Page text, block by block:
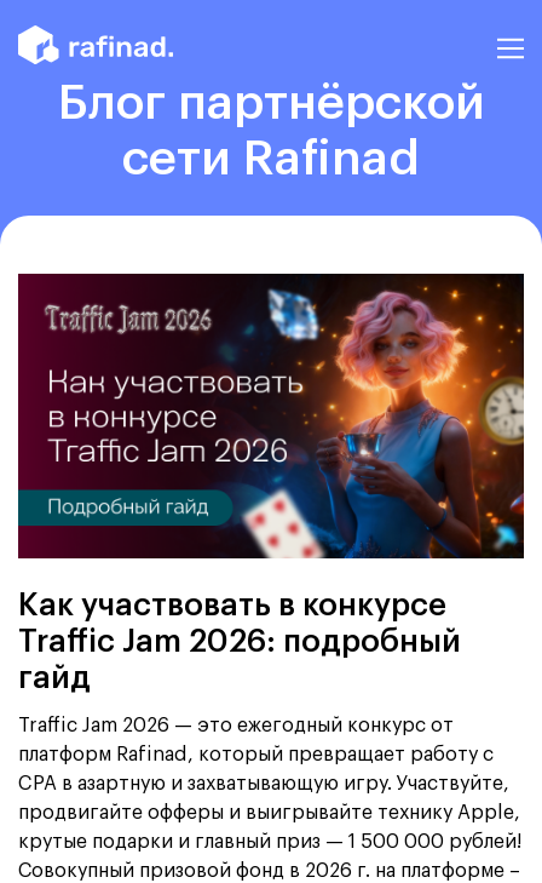
Блог партнёрской
сети Rafinad
Как участвовать в конкурсе
Traffic Jam 2026: подробный
гайд
Traffic Jam 2026 — это ежегодный конкурс от
платформ Rafinad, который превращает работу с
CPA в азартную и захватывающую игру. Участвуйте,
продвигайте офферы и выигрывайте технику Apple,
крутые подарки и главный приз — 1 500 000 рублей!
Совокупный призовой фонд в 2026 г. на платформе –